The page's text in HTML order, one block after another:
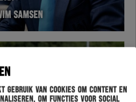
gebruik van cookies om content en
om functies voor social
SAMSEN